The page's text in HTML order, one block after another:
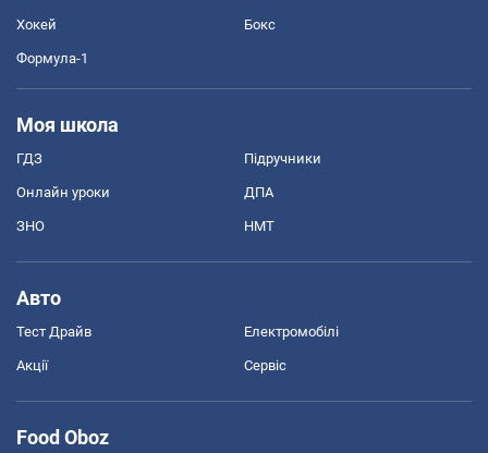
Хокей Бокс
Формула-1
Моя школа
ГДЗ Підручники
Онлайн уроки ДПА
ЗНО НМТ
Авто
Тест Драйв Електромобілі
Акції Сервіс
Food Oboz